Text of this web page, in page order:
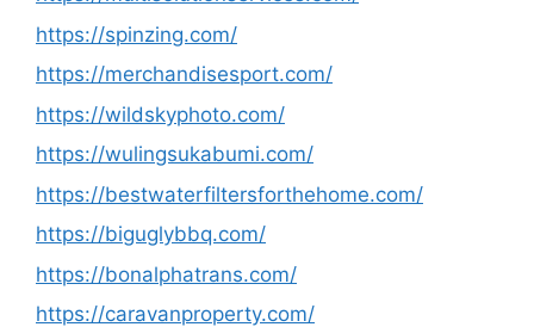
https://spinzing.com/
https://merchandisesport.com/
https://wildskyphoto.com/
https://wulingsukabumi.com/
https://bestwaterfiltersforthehome.com/
https://biguglybbq.com/
https://bonalphatrans.com/
https://caravanproperty.com/